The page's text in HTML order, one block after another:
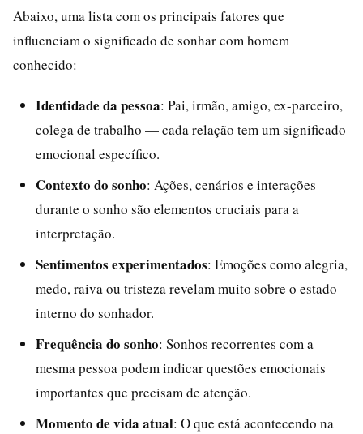
Abaixo, uma lista com os principais fatores que
influenciam o significado de sonhar com homem
conhecido:
Identidade da pessoa: Pai, irmão, amigo, ex-parceiro,
colega de trabalho — cada relação tem um significado
emocional específico.
Contexto do sonho: Ações, cenários e interações
durante o sonho são elementos cruciais para a
interpretação.
Sentimentos experimentados: Emoções como alegria,
medo, raiva ou tristeza revelam muito sobre o estado
interno do sonhador.
Frequência do sonho: Sonhos recorrentes com a
mesma pessoa podem indicar questões emocionais
importantes que precisam de atenção.
Momento de vida atual: O que está acontecendo na